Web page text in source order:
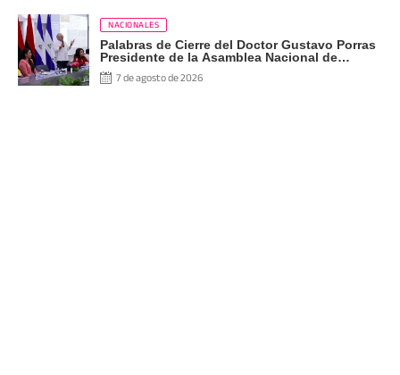
NACIONALES
Palabras de Cierre del Doctor Gustavo Porras
Presidente de la Asamblea Nacional de
Nicaragua
7 de agosto de 2026